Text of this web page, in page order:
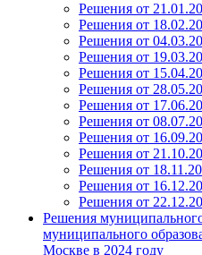
Решения от
Решения от
Решения от
Решения от
Решения от
Решения от
Решения от
Решения от
Решения от
Решения от
Решения от
Решения от
Решения от
Решения
муниципального
Москве в 2024 году